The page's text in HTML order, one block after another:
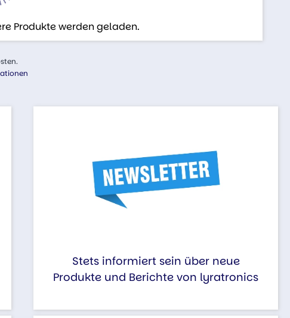
Produkte werden geladen.
Stets informiert sein über neue
Produkte und Berichte von lyratronics